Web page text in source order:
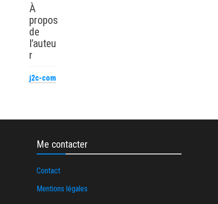
protéger le public
À
propos
de
l’auteu
r
j2c-com
Me contacter
Contact
Mentions légales